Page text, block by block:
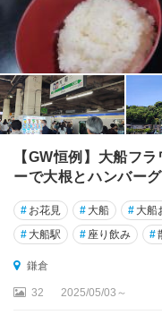
【GW恒例】大船フ
ーで大根とハンバー
# お花見 # 大船 # 大船
# 大船駅 # 座り飲み #
鎌倉
32 2025/05/03～